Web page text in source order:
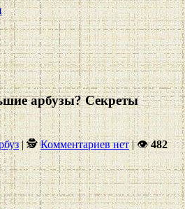
арбузы? Секреты
| 🕵Комментариев нет|👁482